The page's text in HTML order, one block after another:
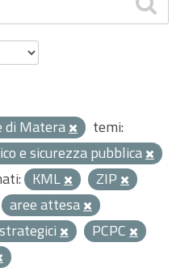
di Matera
temi:
e sicurezza pubblica
KML
ZIP
aree attesa
PCPC